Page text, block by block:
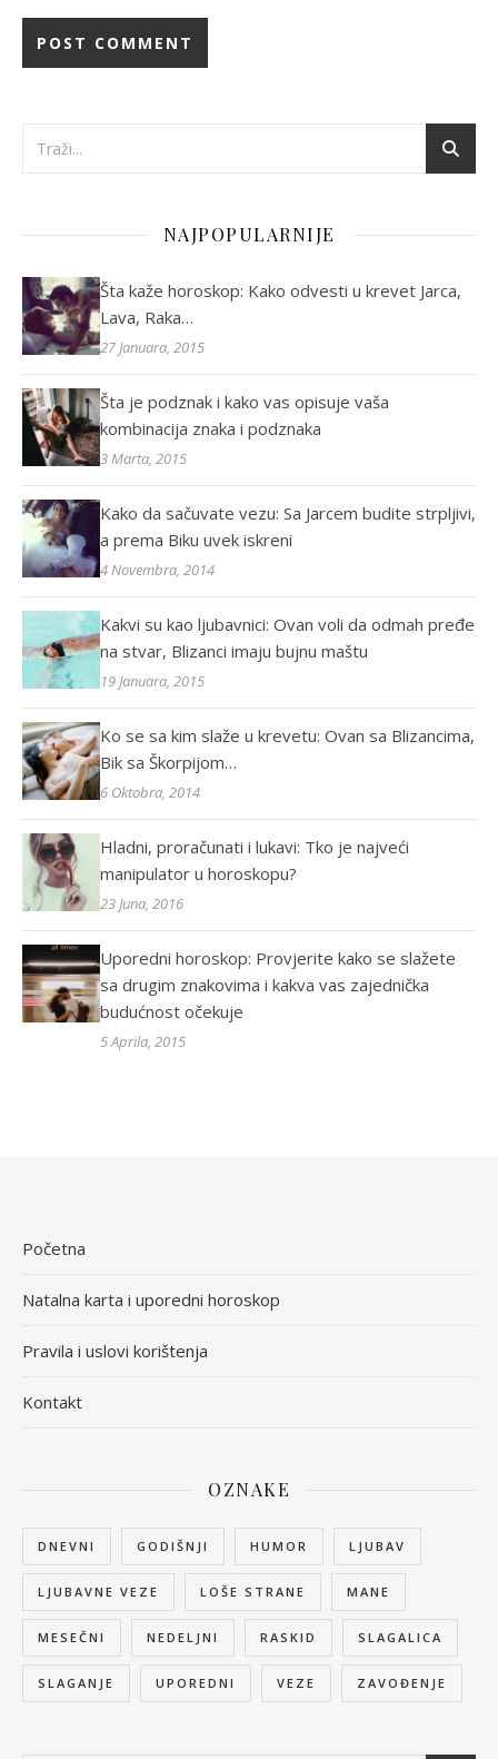
NAJPOPULARNIJE
Šta kaže horoskop: Kako odvesti u krevet Jarca,
Lava, Raka…
27 Januara, 2015
Šta je podznak i kako vas opisuje vaša
kombinacija znaka i podznaka
3 Marta, 2015
Kako da sačuvate vezu: Sa Jarcem budite strpljivi,
a prema Biku uvek iskreni
4 Novembra, 2014
Kakvi su kao ljubavnici: Ovan voli da odmah pređe
na stvar, Blizanci imaju bujnu maštu
19 Januara, 2015
Ko se sa kim slaže u krevetu: Ovan sa Blizancima,
Bik sa Škorpijom…
6 Oktobra, 2014
Hladni, proračunati i lukavi: Tko je najveći
manipulator u horoskopu?
23 Juna, 2016
Uporedni horoskop: Provjerite kako se slažete
sa drugim znakovima i kakva vas zajednička
budućnost očekuje
5 Aprila, 2015
Početna
Natalna karta i uporedni horoskop
Pravila i uslovi korištenja
Kontakt
OZNAKE
DNEVNI GODIŠNJI HUMOR LJUBAV
LJUBAVNE VEZE LOŠE STRANE MANE
MESEČNI NEDELJNI RASKID SLAGALICA
SLAGANJE UPOREDNI VEZE ZAVOĐENJE